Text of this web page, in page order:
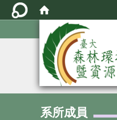
系所成員